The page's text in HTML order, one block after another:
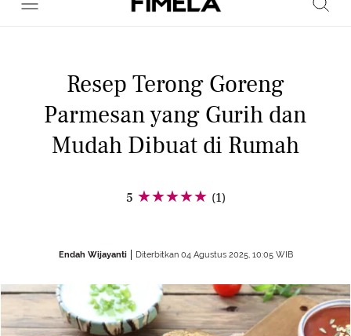
Resep Terong Goreng
Parmesan yang Gurih dan
Mudah Dibuat di Rumah
5 (1)
Endah Wijayanti Diterbitkan 04 Agustus 2025, 10:05 WIB